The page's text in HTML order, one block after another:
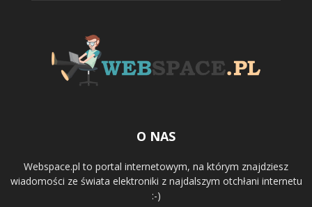
O NAS
Webspace.pl to portal internetowym, na którym znajdziesz
wiadomości ze świata elektroniki z najdalszym otchłani internetu
:-)